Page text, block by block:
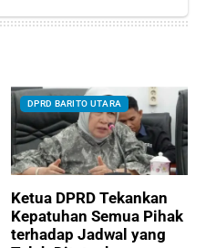
DPRD BARITO UTARA
Ketua DPRD Tekankan
Kepatuhan Semua Pihak
terhadap Jadwal yang